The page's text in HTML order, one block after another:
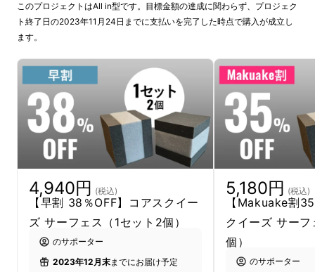
す。
私たちAXIS（アキシャス）は
「理想のカラダづくりが続かない原因は、あな
たではなく、トレーニングにある。」
このプロジェクトはAll in型です。目標金額の達成に関わらず、プロジェク
ト終了日の2023年11月24日までに支払いを完了した時点で購入が成立し
ます。
4,940円 (税込)
【早割 38％OFF】コアスクイー
ズ サーフェス（1セット2個）
のサポーター
2023年12月末までにお届け予定
5,180円 (税込)
【Makuake割
クイーズ サー
個）
のサポーター